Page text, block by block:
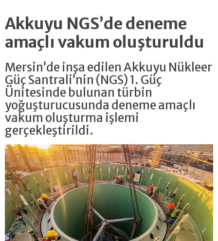
Akkuyu NGS’de deneme
amaçlı vakum oluşturuldu
Mersin’de inşa edilen Akkuyu Nükleer
Güç Santrali’nin (NGS) 1. Güç
Ünitesinde bulunan türbin
yoğuşturucusunda deneme amaçlı
vakum oluşturma işlemi
gerçekleştirildi.